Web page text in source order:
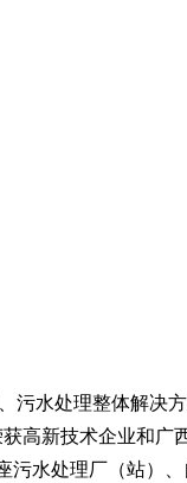
水处理整体解决
高新技术企业和
污水处理厂（站）